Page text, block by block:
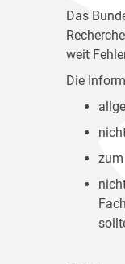
Das
weit
Die